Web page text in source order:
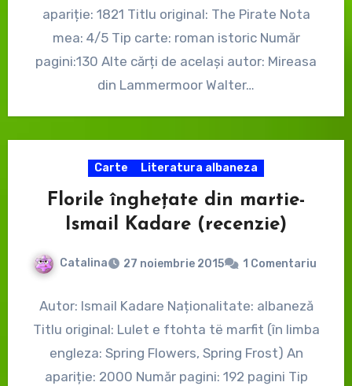
apariție: 1821 Titlu original: The Pirate Nota
mea: 4/5 Tip carte: roman istoric Număr
pagini:130 Alte cărți de același autor: Mireasa
din Lammermoor Walter…
Carte Literatura albaneza
Florile înghețate din martie-
Ismail Kadare (recenzie)
Catalina 27 noiembrie 2015 1 Comentariu
Autor: Ismail Kadare Naționalitate: albaneză
Titlu original: Lulet e ftohta të marfit (în limba
engleza: Spring Flowers, Spring Frost) An
apariție: 2000 Număr pagini: 192 pagini Tip